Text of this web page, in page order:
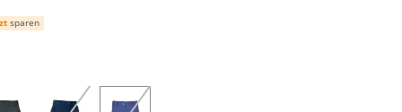
sparen